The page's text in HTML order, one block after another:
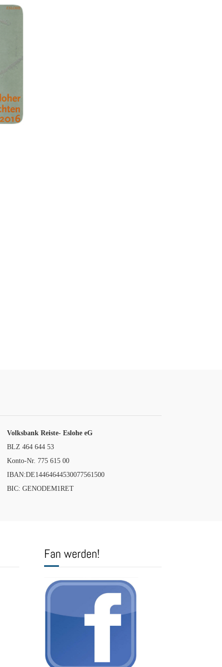
Volksbank Reiste- Eslohe eG
BLZ 464 644 53
Konto-Nr. 775 615 00
IBAN:DE14464644530077561500
BIC: GENODEM1RET
Fan werden!